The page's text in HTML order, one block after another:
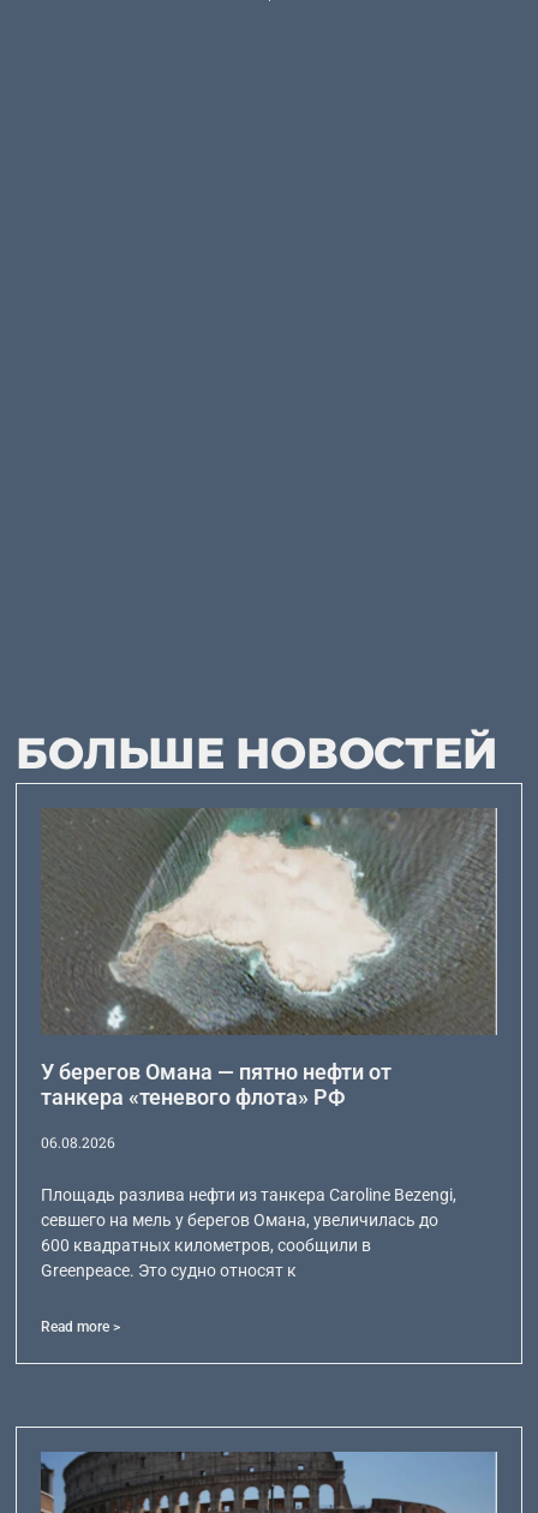
БОЛЬШЕ НОВОСТЕЙ
У берегов Омана — пятно нефти от
танкера «теневого флота» РФ
06.08.2026
Площадь разлива нефти из танкера Caroline Bezengi,
севшего на мель у берегов Омана, увеличилась до
600 квадратных километров, сообщили в
Greenpeace. Это судно относят к
Read more >